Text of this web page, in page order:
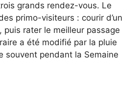
grands rendez-vous. Le
primo-visiteurs : courir d’un
puis rater le meilleur passage
a été modifié par la pluie
souvent pendant la Semaine